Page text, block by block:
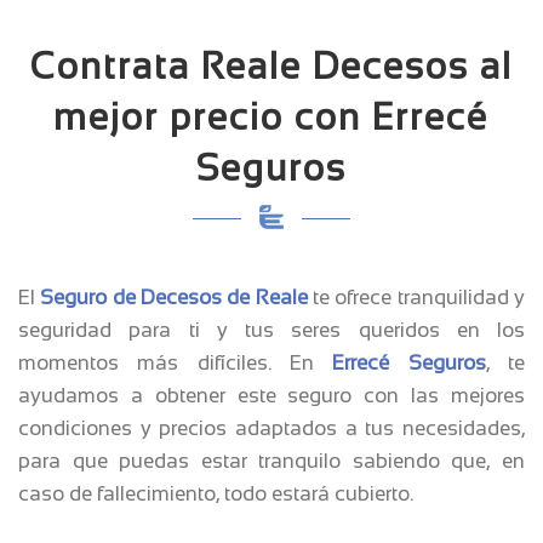
Contrata Reale Decesos al
mejor precio con Errecé
Seguros
El Seguro de Decesos de Realete ofrece tranquilidad y
seguridad para ti y tus seres queridos en los
momentos más difíciles. En Errecé Seguros, te
ayudamos a obtener este seguro con las mejores
condiciones y precios adaptados a tus necesidades,
para que puedas estar tranquilo sabiendo que, en
caso de fallecimiento, todo estará cubierto.